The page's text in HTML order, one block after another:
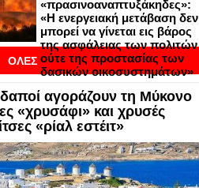
«πρασινοαναπτυξάκηδες»:
«Η ενεργειακή μετάβαση δεν
μπορεί να γίνεται εις βάρος
της ασφάλειας των πολιτών
ούτε της προστασίας των
δασικών οικοσυστημάτων»
ΟΛΕΣ
ΣΕ BLOGVIEW
αγοράζουν τη Μύκονο
«χρυσάφι» και χρυσές
«ρίαλ εστέιτ»